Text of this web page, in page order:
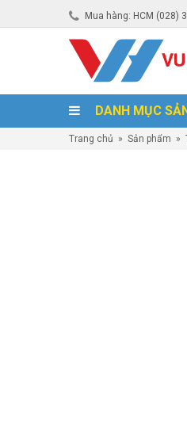
Mua hàng: HCM (028)
DANH MỤC
Trang chủ » Sản phẩm »